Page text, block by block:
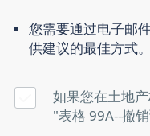
您需要通过电子邮
供建议的最佳方式。
如果您在土地
"表格 99A--撤